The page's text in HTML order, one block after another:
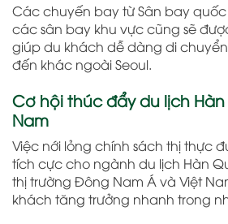
Các chuyến bay từSân bay
các sân bay khu vực cũng sẽ
giúp du khách dễ dàng di
đến khác ngoài Seoul.
Cơ hội thúc đẩy du lịch
Nam
Việc nới lỏng chính sách thị thực
tích cực cho ngành du lịch Hàn
thị trường Đông Nam Á và Việt
khách tăng trưởng nhanh trong